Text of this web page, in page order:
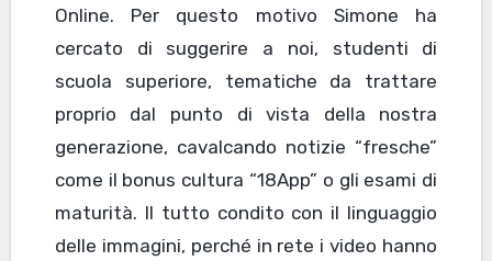
Online. Per questo motivo Simone ha
cercato di suggerire a noi, studenti di
scuola superiore, tematiche da trattare
proprio dal punto di vista della nostra
generazione, cavalcando notizie “fresche”
come il bonus cultura “18App” o gli esami di
maturità. Il tutto condito con il linguaggio
delle immagini, perché in rete i video hanno